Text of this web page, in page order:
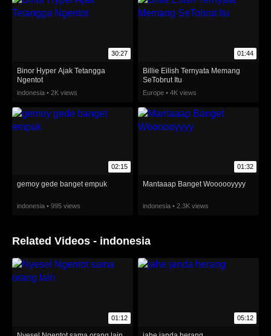
30:27
Binor Hyper Ajak Tetangga
Ngentot
indonesia • 2K views
01:44
Billie Eilish Ternyata Memang
SeTobrut Itu
Europe • 4K views
02:15
gemoy gede banget empuk
indonesia • 995 views
01:32
Mantaaap Banget Woooooyyyy
indonesia • 2.3K views
Related Videos - indonesia
01:12 05:12